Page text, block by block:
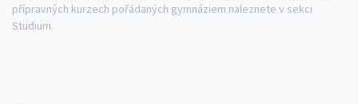
přípravných kurzech pořádaných gymnáziem naleznete v sekci
Studium.